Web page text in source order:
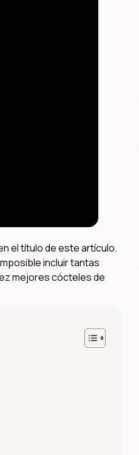
el título de este artículo.
incluir tantas
mejores cócteles de